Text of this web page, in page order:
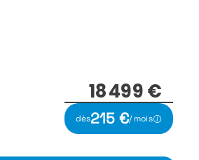
18 499 €
dès215 €/ mois